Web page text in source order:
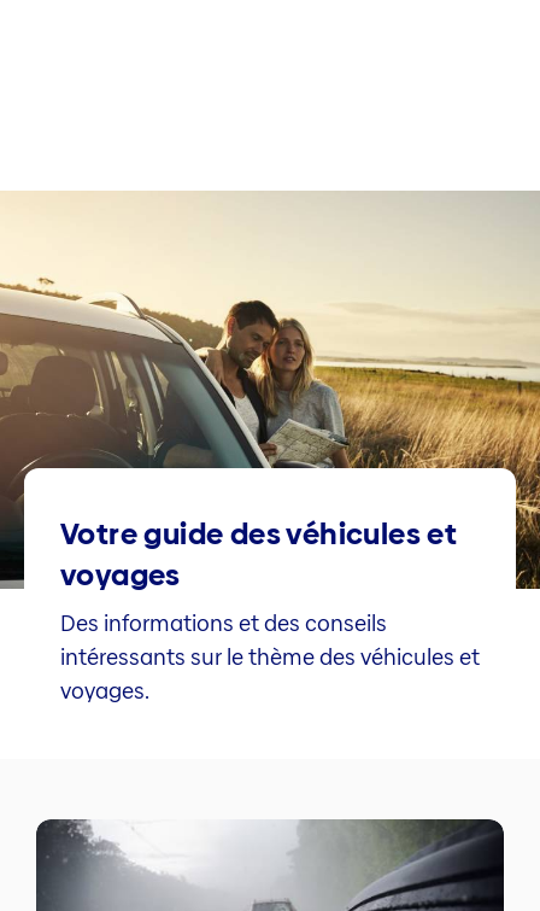
Votre guide des véhicules et
voyages
Des informations et des conseils
intéressants sur le thème des véhicules et
voyages.